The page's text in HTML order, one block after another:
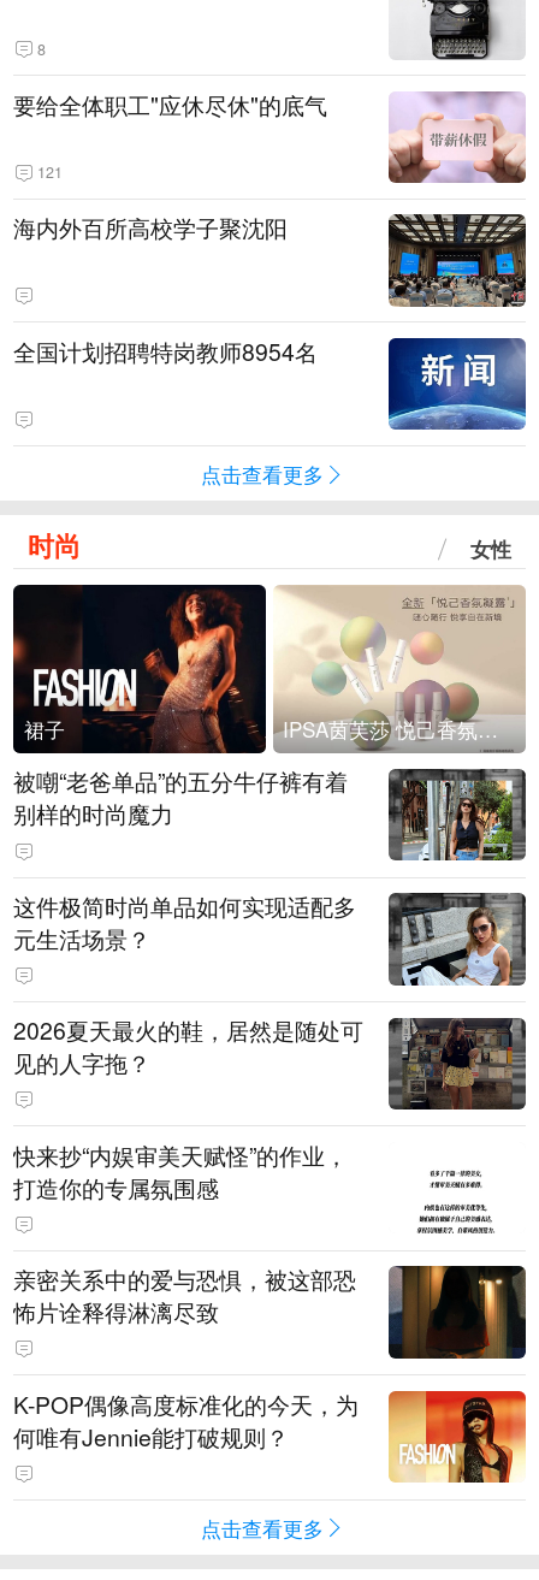
8
要给全体职工"应休尽休"的底气
121
海内外百所高校学子聚沈阳
全国计划招聘特岗教师8954名
点击查看更多
时尚 女性
裙子 IPSA茵芙莎 悦己香氛凝露上市
被嘲“老爸单品”的五分牛仔裤有着
别样的时尚魔力
这件极简时尚单品如何实现适配多
元生活场景？
2026夏天最火的鞋，居然是随处可
见的人字拖？
快来抄“内娱审美天赋怪”的作业，
打造你的专属氛围感
亲密关系中的爱与恐惧，被这部恐
怖片诠释得淋漓尽致
K-POP偶像高度标准化的今天，为
何唯有Jennie能打破规则？
点击查看更多